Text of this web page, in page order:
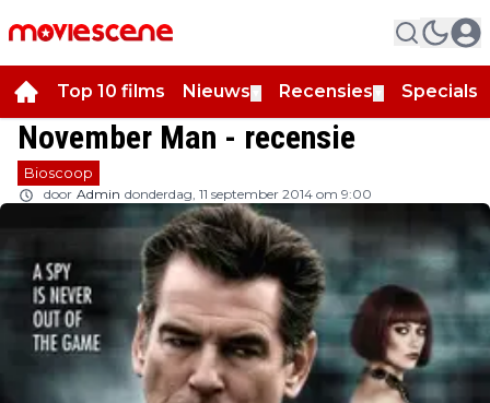
Top 10 films Nieuws Recensies Specials
November Man - recensie
Bioscoop
door Admin donderdag, 11 september 2014 om 9:00